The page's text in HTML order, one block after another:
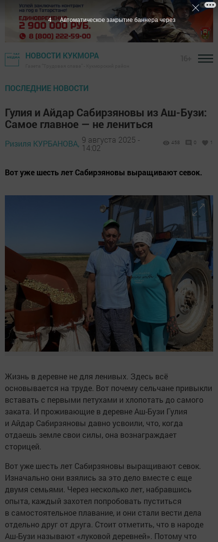
НОВОСТИ КУКМОРА
ПОСЛЕДНИЕ НОВОСТИ
Гулия и Айдар Сабирзяновы из Аш-Бузи:
Самое главное — не лениться
Ризиля КУРБАНОВА, 9 августа 2025 -
14:02
458 0 1
Вот уже шесть лет Сабирзяновы выращивают севок.
Жизнь в деревне не для ленивых. Здесь всё
основывается на труде. Вот почему сельчане привыкли
вставать с первыми петухами и хлопотать до самого
заката. И проживающие в деревне Аш-Бузи Гулия
и Айдар Сабирзяновы давно усвоили, что, когда
отдаешь земле свои силы, она вознаграждает
сторицей.
Вот уже шесть лет Сабирзяновы выращивают севок.
Изначально они взялись за это дело вместе с еще
двумя семьями. Через несколько лет, набравшись
опыта, каждый захотел попробовать пуститься
в самостоятельное плавание, и они стали вести дела
отдельно друг от друга. Стоит отметить, что в народе
Аш-Бузи называют «луковой деревней». Потому что
2 Автоматическое закрытие баннера через